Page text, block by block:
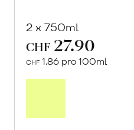
2 x 750ml
CHF 27.90
CHF 1.86 pro 100ml